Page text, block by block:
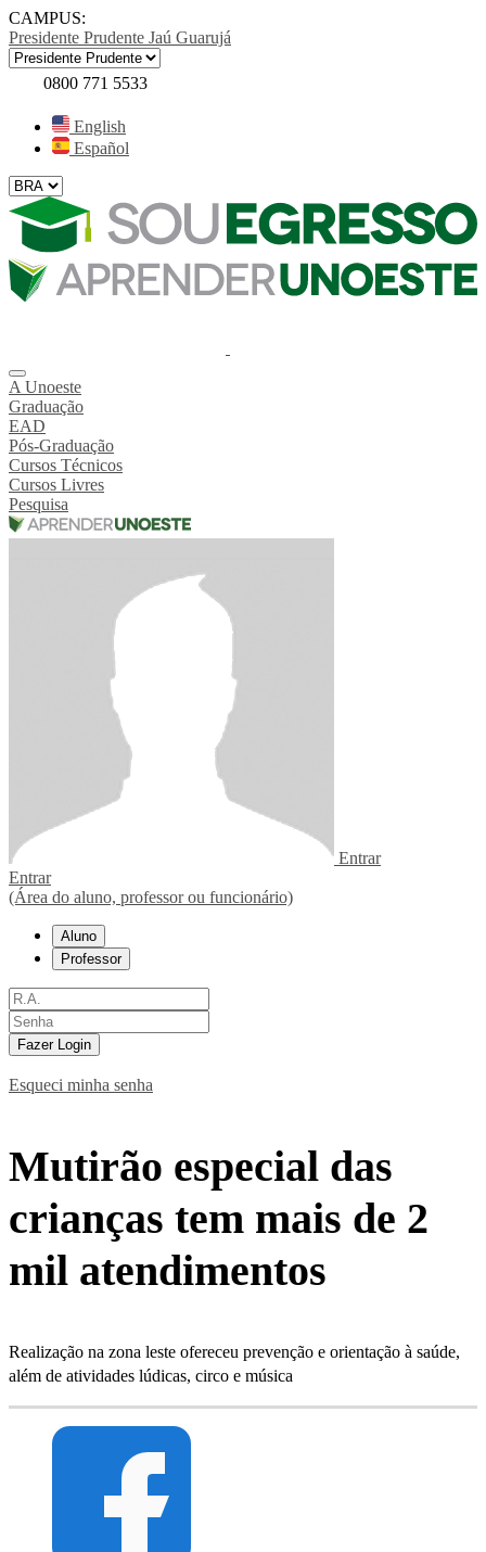
CAMPUS:
Presidente Prudente Jaú Guarujá
0800 771 5533
English
Español
A Unoeste
Graduação
EAD
Pós-Graduação
Cursos Técnicos
Cursos Livres
Pesquisa
Entrar
Entrar
(Área do aluno, professor ou funcionário)
Aluno
Professor
Fazer Login
Esqueci minha senha
Mutirão especial das
crianças tem mais de 2
mil atendimentos
Realização na zona leste ofereceu prevenção e orientação à saúde,
além de atividades lúdicas, circo e música